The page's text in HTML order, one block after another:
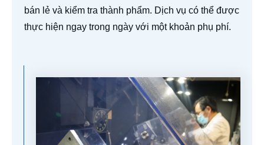
bán lẻ và kiểm tra thành phẩm. Dịch vụ có thể được
thực hiện ngay trong ngày với một khoản phụ phí.